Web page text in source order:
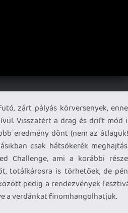
zárt pályás körversenyek,
Visszatért a drag és drift mód
eredmény dönt (nem az
csak hátsókerék
Challenge, ami a korábbi
totálkárosra is törhetőek, de
pedig a rendezvények
a verdánkat finomhangolhatjuk.